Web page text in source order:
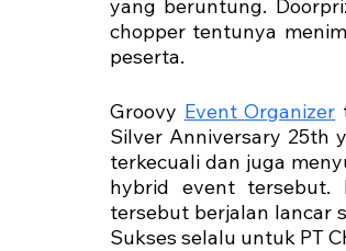
yang beruntung.
chopper tentunya
peserta.
Groovy Event Organizer
Silver Anniversary 25th
terkecuali dan juga
hybrid event tersebut.
tersebut berjalan lancar
Sukses selalu untuk PT